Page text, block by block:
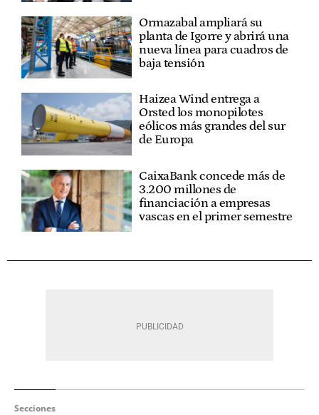
Ormazabal ampliará su
planta de Igorre y abrirá una
nueva línea para cuadros de
baja tensión
Haizea Wind entrega a
Orsted los monopilotes
eólicos más grandes del sur
de Europa
CaixaBank concede más de
3.200 millones de
financiación a empresas
vascas en el primer semestre
Secciones